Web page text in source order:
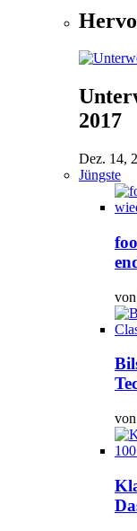
2017
Dez. 14,
Jüngste
von
von